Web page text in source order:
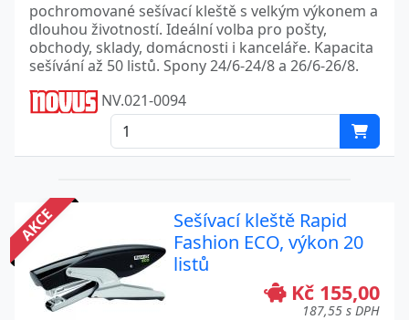
pochromované sešívací kleště s velkým výkonem a
dlouhou životností. Ideální volba pro pošty,
obchody, sklady, domácnosti i kanceláře. Kapacita
sešívání až 50 listů. Spony 24/6-24/8 a 26/6-26/8.
NV.021-0094
AKCE
Sešívací kleště Rapid
Fashion ECO, výkon 20
listů
Kč 155,00
187,55 s DPH